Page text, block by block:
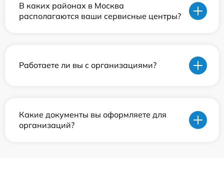
В каких районах в Москва
располагаются ваши сервисные центры?
Работаете ли вы с организациями?
Какие документы вы оформляете для
организаций?